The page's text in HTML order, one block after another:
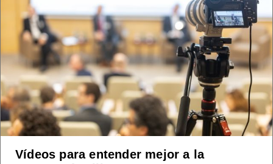
Vídeos para entender mejor a la